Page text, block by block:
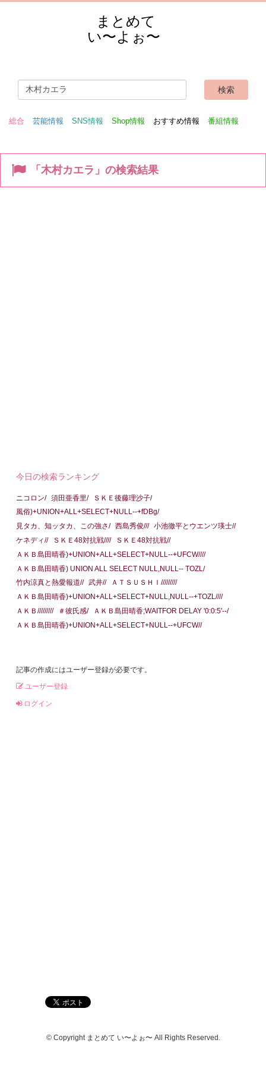
まとめて
い〜よぉ〜
総合 芸能情報 SNS情報 Shop情報 おすすめ情報 番組情報
「木村カエラ」の検索結果
今日の検索ランキング
ニコロン/ 須田亜香里/
ＳＫＥ後藤理沙子/
風俗)+UNION+ALL+SELECT+NULL--+fDBg/
見タカ、知ッタカ、この強さ/ 西島秀俊/// 小池徹平とウエンツ瑛士//
ケネディ//
ＳＫＥ48対抗戦////
ＳＫＥ48対抗戦//
ＡＫＢ島田晴香)+UNION+ALL+SELECT+NULL--+UFCW////
ＡＫＢ島田晴香) UNION ALL SELECT NULL,NULL-- TOZL/
竹内涼真と熱愛報道// 武井//
ＡＴＳＵＳＨＩ/////////
ＡＫＢ島田晴香)+UNION+ALL+SELECT+NULL,NULL--+TOZL////
ＡＫＢ/////////
＃彼氏感/
ＡＫＢ島田晴香;WAITFOR DELAY '0:0:5'--/
ＡＫＢ島田晴香)+UNION+ALL+SELECT+NULL--+UFCW//
記事の作成にはユーザー登録が必要です。
ユーザー登録
ログイン
© Copyright まとめて い〜よぉ〜 All Rights Reserved.